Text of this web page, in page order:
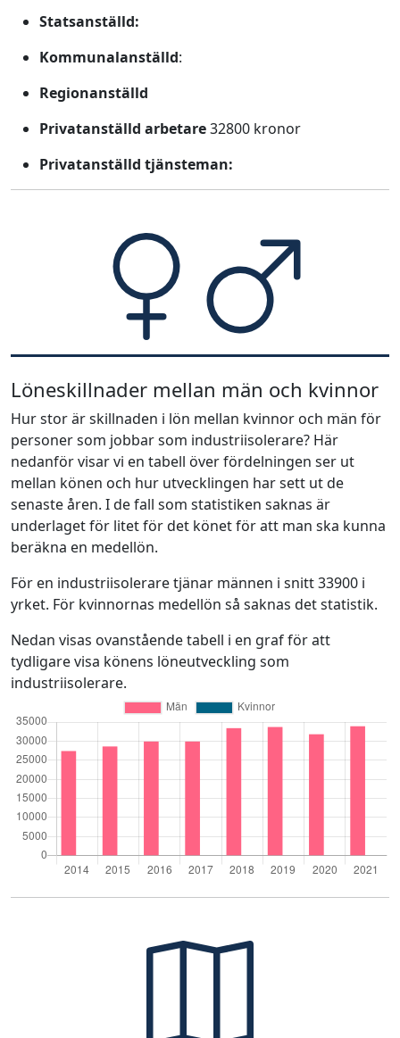
Statsanställd:
Kommunalanställd:
Regionanställd
Privatanställd arbetare32800 kronor
Privatanställd tjänsteman:
Löneskillnader mellan män och kvinnor
Hur stor är skillnaden i lön mellan kvinnor och män för
personer som jobbar som industriisolerare? Här
nedanför visar vi en tabell över fördelningen ser ut
mellan könen och hur utvecklingen har sett ut de
senaste åren. I de fall som statistiken saknas är
underlaget för litet för det könet för att man ska kunna
beräkna en medellön.
För en industriisolerare tjänar männen i snitt 33900 i
yrket. För kvinnornas medellön så saknas det statistik.
Nedan visas ovanstående tabell i en graf för att
tydligare visa könens löneutveckling som
industriisolerare.